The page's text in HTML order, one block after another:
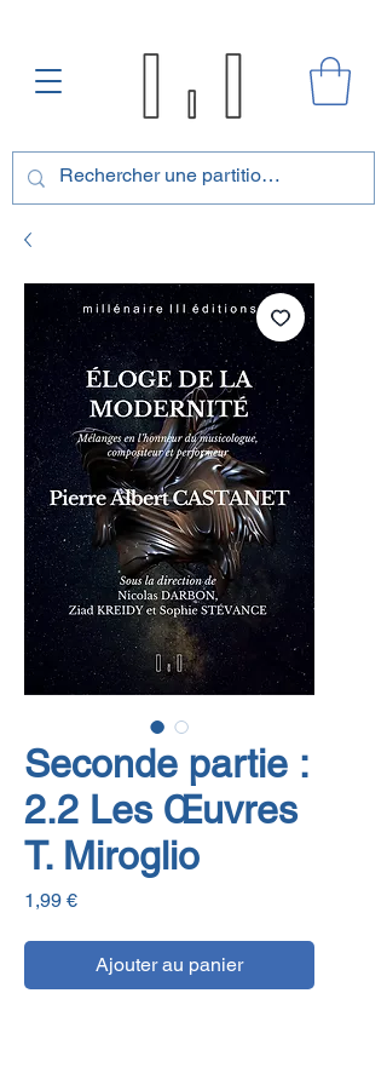
Seconde partie :
2.2 Les Œuvres
T. Miroglio
1,99 €Prix
Ajouter au panier